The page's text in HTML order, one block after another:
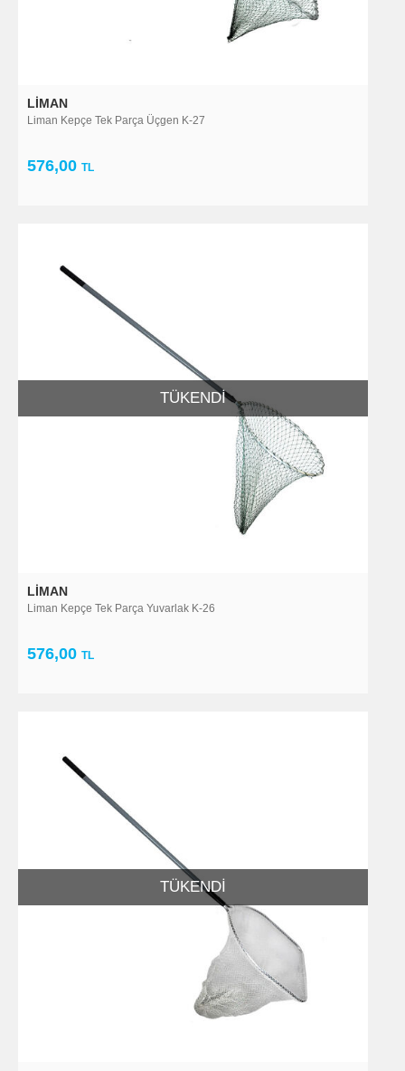
LIMAN
Liman Kepçe Tek Parça Üçgen K-27
576,00 TL
TÜKENDI
LIMAN
Liman Kepçe Tek Parça Yuvarlak K-26
576,00 TL
TÜKENDI